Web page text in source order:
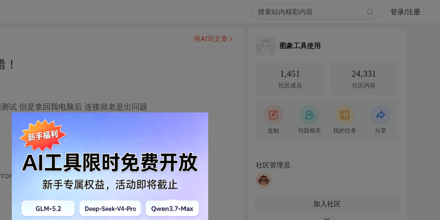
登录/注册
试 但是拿回我电脑后 连接就老是出问题
() that prevented it from fulfilling this request.
用AI写文章
图象工具使用
1,451
社区成员
24,331
社区内容
发帖 与我相关 我的任务 分享
社区管理员
加入社区